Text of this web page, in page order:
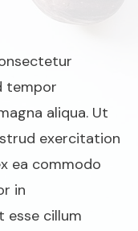
tempor
aliqua. Ut
exercitation
ea commodo
in
esse cillum